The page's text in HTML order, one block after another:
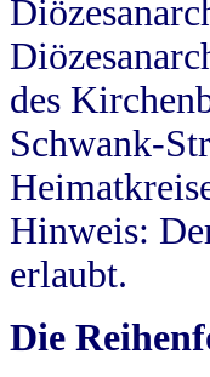
des
Schwank-
Hinweis:
erlaubt.
Die